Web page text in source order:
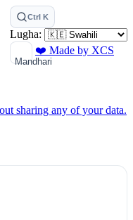
Ctrl K
Lugha:
Mandhari
❤️ Made by XCS
sharing any of your data.